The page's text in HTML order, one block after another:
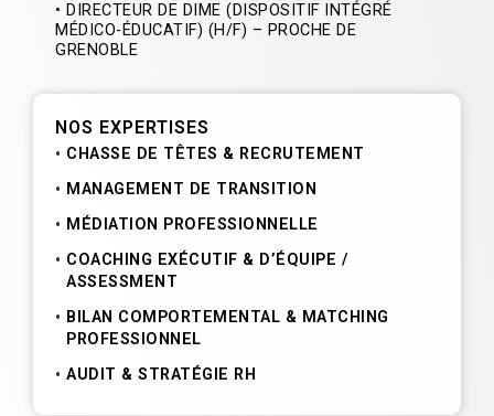
• DIRECTEUR DE DIME (DISPOSITIF INTÉGRÉ
MÉDICO-ÉDUCATIF) (H/F) – PROCHE DE
GRENOBLE
NOS EXPERTISES
CHASSE DE TÊTES & RECRUTEMENT
MANAGEMENT DE TRANSITION
MÉDIATION PROFESSIONNELLE
COACHING EXÉCUTIF & D’ÉQUIPE /
ASSESSMENT
BILAN COMPORTEMENTAL & MATCHING
PROFESSIONNEL
AUDIT & STRATÉGIE RH